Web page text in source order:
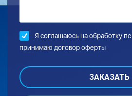
Я соглашаюсь на обработку
принимаю договор оферты